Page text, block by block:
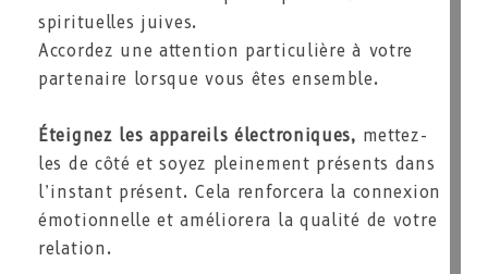
spirituelles juives.
Accordez une attention particulière à votre
partenaire lorsque vous êtes ensemble.
Éteignez les appareils électroniques, mettez-
les de côté et soyez pleinement présents dans
l’instant présent. Cela renforcera la connexion
émotionnelle et améliorera la qualité de votre
relation.